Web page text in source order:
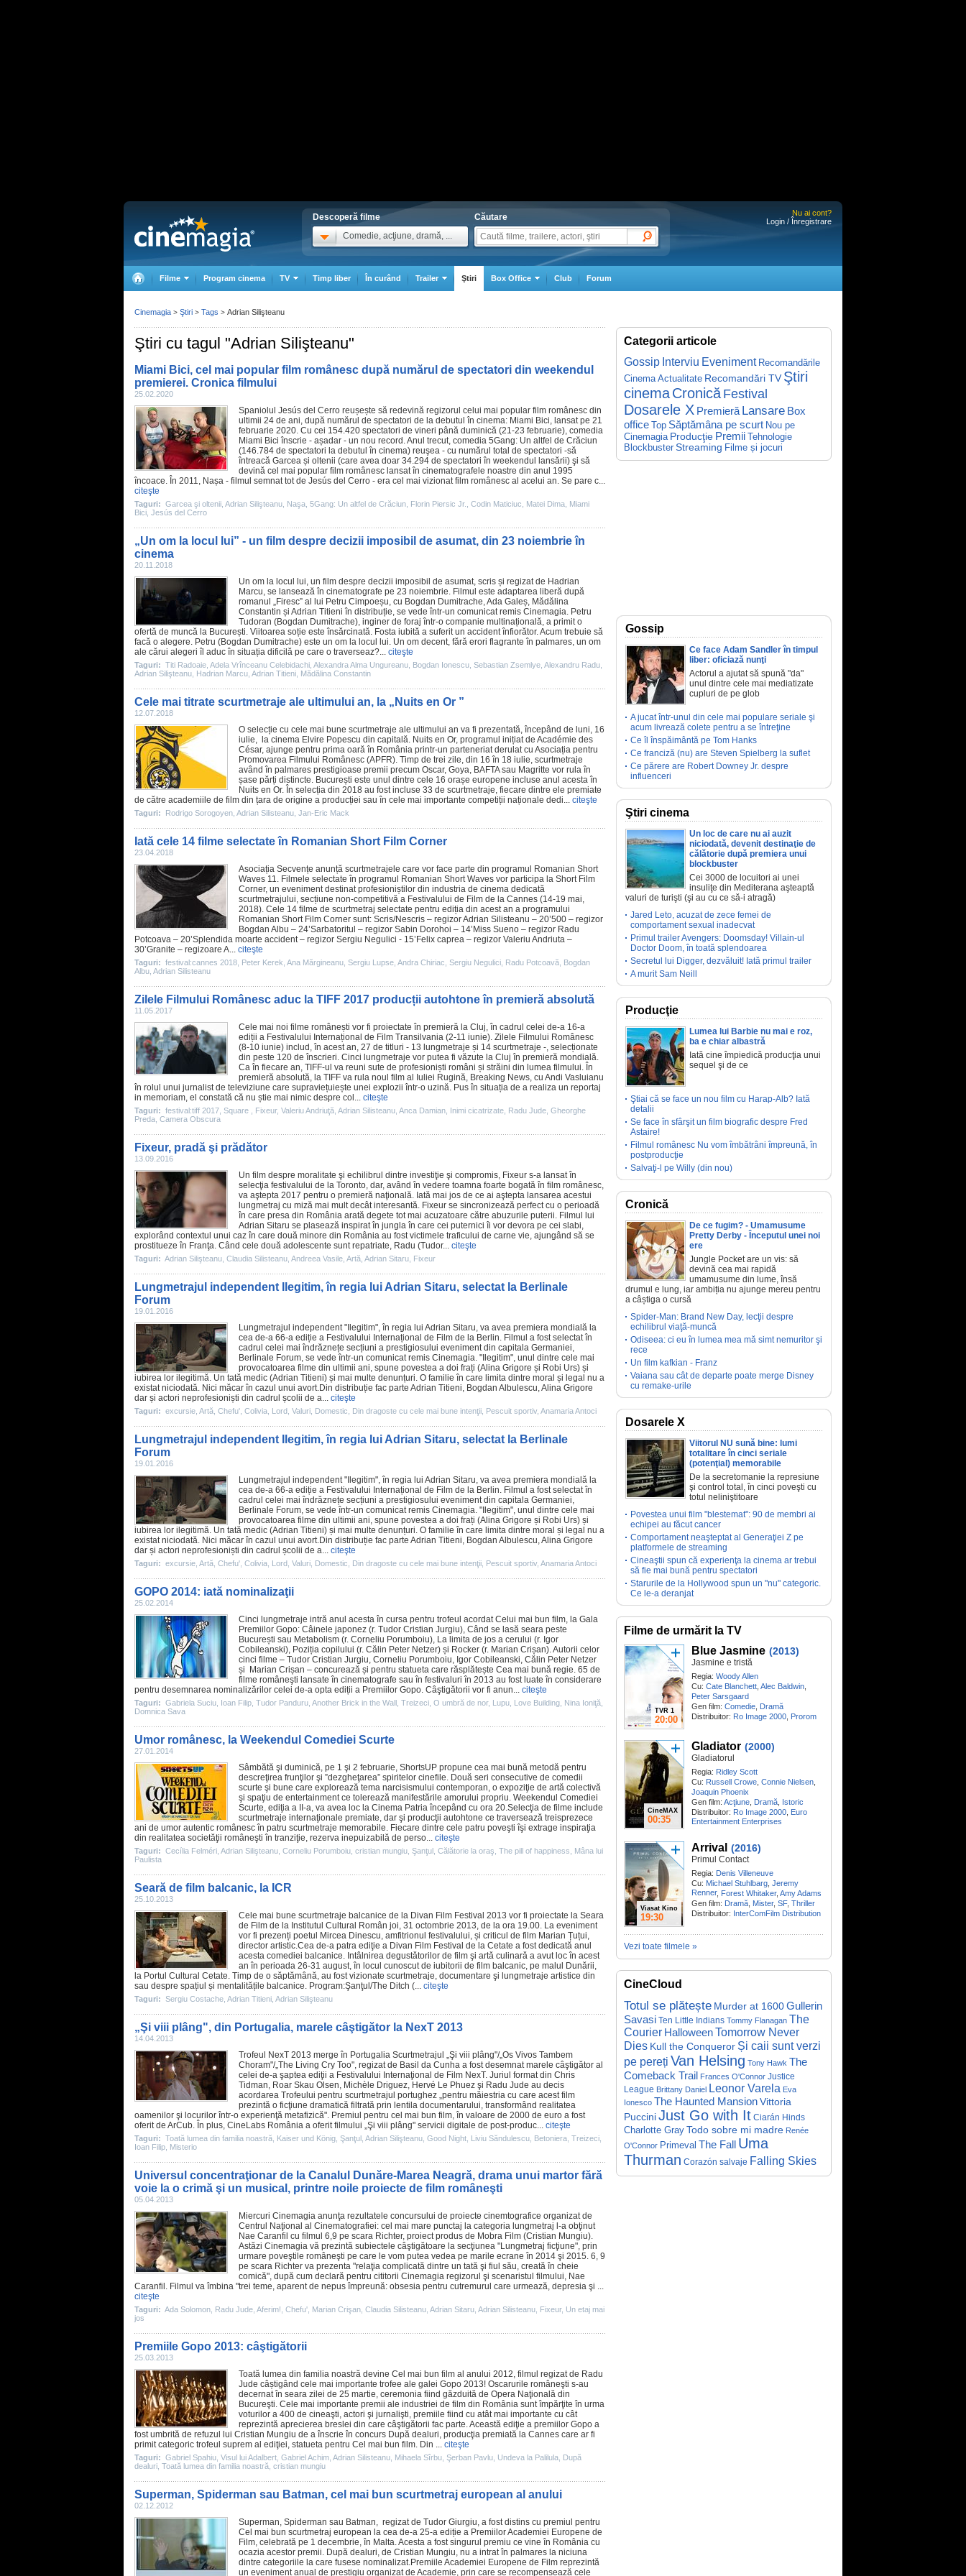
Descoperă filme
Comedie, acţiune, dramă, ...
Căutare
Nu ai cont?
Login / Înregistrare
Filme Program cinema TV Timp liber În curând Trailer Ştiri Box Office Club Forum
Ştiri cu tagul "Adrian Silişteanu"
Miami Bici, cel mai popular film românesc după numărul de spectatori din weekendul
premierei. Cronica filmului
25.02.2020
Spaniolul Jesús del Cerro reușește să redevină regizorul celui mai popular film românesc din
ultimii 24 de ani, după numărul de spectatori de la debutul în cinema: Miami Bici, lansat pe 21
februarie 2020. Cu cei 154.420 spectatori de vineri până duminică (21-23 februarie), comedia
Miami Bici înscrie - așadar - un nou record. Anul trecut, comedia 5Gang: Un altfel de Crăciun
(146.784 de spectatori la debutul în cinema) reuşea - cu numărul total de spectatori -să
întreacă Garcea și oltenii (care avea doar 34.294 de spectatori în weekendul lansării) şi să
devină cel mai popular film românesc lansat în cinematografele noastre din anul 1995
încoace. În 2011, Nașa - filmul semnat tot de Jesús del Cerro - era cel mai vizionatfilm românesc al acelui an. Se pare c...
citeşte
Taguri: Garcea şi oltenii Adrian Silişteanu Naşa 5Gang: Un altfel de Crăciun Florin Piersic Jr. Codin Maticiuc Matei Dima Miami
Bici Jesús del Cerro
„Un om la locul lui” - un film despre decizii imposibil de asumat, din 23 noiembrie în
cinema
20.11.2018
Un om la locul lui, un film despre decizii imposibil de asumat, scris și regizat de Hadrian
Marcu, se lansează în cinematografe pe 23 noiembrie. Filmul este adaptarea liberă după
romanul „Firesc” al lui Petru Cimpoeșu, cu Bogdan Dumitrache, Ada Galeș, Mădălina
Constantin și Adrian Titieni în distribuție, se vede într-un comunicat remis Cinemagia. Petru
Tudoran (Bogdan Dumitrache), inginer de foraj într-o companie multinațională, a primit o
ofertă de muncă la București. Viitoarea soție este însărcinată. Fosta iubită a suferit un accident înfiorător. Acum trebuie să
facă o alegere. Petru (Bogdan Dumitrache) este un om la locul lui. Un om decent, fără erori flagrante în palmares, un om
ale cărui alegeri îl aduc în situația dificilă pe care o traverseaz?... citeşte
Taguri: Titi Radoaie Adela Vrînceanu Celebidachi Alexandra Alma Ungureanu Bogdan Ionescu Sebastian Zsemlye Alexandru Radu
Adrian Silişteanu Hadrian Marcu Adrian Titieni Mădălina Constantin
Cele mai titrate scurtmetraje ale ultimului an, la „Nuits en Or ”
12.07.2018
O selecție cu cele mai bune scurtmetraje ale ultimului an va fi prezentată, începând de luni, 16
iulie, la cinema Elvire Popescu din capitală. Nuits en Or, programul inițiat de Académie des
César, ajunge pentru prima oară în România printr-un parteneriat derulat cu Asociația pentru
Promovarea Filmului Românesc (APFR). Timp de trei zile, din 16 în 18 iulie, scurtmetraje
având în palmares prestigioase premii precum Oscar, Goya, BAFTA sau Magritte vor rula în
șase părți distincte. București este unul dintre cele 16 orașe europene incluse anul acesta în
Nuits en Or. În selecția din 2018 au fost incluse 33 de scurtmetraje, fiecare dintre ele premiate
de către academiile de film din țara de origine a producției sau în cele mai importante competiții naționale dedi... citeşte
Taguri: Rodrigo Sorogoyen Adrian Silisteanu Jan-Eric Mack
Iată cele 14 filme selectate în Romanian Short Film Corner
23.04.2018
Asociația Secvențe anunță scurtmetrajele care vor face parte din programul Romanian Short
Waves 11. Filmele selectate în programul Romanian Short Waves vor participa la Short Film
Corner, un eveniment destinat profesioniștilor din industria de cinema dedicată
scurtmetrajului, secțiune non-competitivă a Festivalului de Film de la Cannes (14-19 mai,
2018). Cele 14 filme de scurtmetraj selectate pentru ediția din acest an a programului
Romanian Short Film Corner sunt: Scris/Nescris – regizorAdrian Silisteanu – 20’500 – regizor
Bogdan Albu – 24’Sarbatoritul – regizor Sabin Dorohoi – 14’Miss Sueno – regizor Radu
Potcoava – 20’Splendida moarte accident – regizor Sergiu Negulici - 15’Felix caprea – regizor Valeriu Andriuta –
30’Granite – regizoare A... citeşte
Taguri: festival:cannes 2018 Peter Kerek Ana Mărgineanu Sergiu Lupse Andra Chiriac Sergiu Negulici Radu Potcoavă Bogdan
Albu Adrian Silisteanu
Zilele Filmului Românesc aduc la TIFF 2017 producții autohtone în premieră absolută
11.05.2017
Cele mai noi filme românești vor fi proiectate în premieră la Cluj, în cadrul celei de-a 16-a
ediții a Festivalului Internațional de Film Transilvania (2-11 iunie). Zilele Filmului Românesc
(8-10 iunie) includ, în acest an, 27 de titluri - 13 lungmetraje și 14 scurtmetraje -, selecționate
din peste 120 de înscrieri. Cinci lungmetraje vor putea fi văzute la Cluj în premieră mondială.
Ca în fiecare an, TIFF-ul va reuni sute de profesioniști români și străini din lumea filmului. În
premieră absolută, la TIFF va rula noul film al Iuliei Rugină, Breaking News, cu Andi Vasluianu
în rolul unui jurnalist de televiziune care supraviețuiește unei explozii într-o uzină. Pus în situația de a realiza un reportaj
in memoriam, el constată că nu știe mai nimic despre col... citeşte
Taguri: festival:tiff 2017 Square Fixeur, Valeriu Andriuţă Adrian Silisteanu Anca Damian Inimi cicatrizate Radu Jude Gheorghe
Preda Camera Obscura
Fixeur, pradă şi prădător
13.09.2016
Un film despre moralitate şi echilibrul dintre investiţie şi compromis, Fixeur s-a lansat în
selecţia festivalului de la Toronto, dar, având în vedere toamna foarte bogată în film românesc,
va aştepta 2017 pentru o premieră naţională. Iată mai jos de ce ai aştepta lansarea acestui
lungmetraj cu miză mai mult decât interesantă. Fixeur se sincronizează perfect cu o perioadă
în care presa din România arată degete tot mai acuzatoare către abuzurile puterii. Filmul
lui
Adrian Sitaru se plasează inspirat în jungla în care cei puternici îi vor devora pe cei slabi,
explorând contextul unui caz în care două minore din România au fost victimele traficului de carne vie, ajungând să se
prostitueze în Franţa. Când cele două adolescente sunt repatriate, Radu (Tudor... citeşte
Taguri: Adrian Silişteanu Claudia Silisteanu Andreea Vasile Artă Adrian Sitaru Fixeur
Lungmetrajul independent Ilegitim, în regia lui Adrian Sitaru, selectat la Berlinale
Forum
19.01.2016
Lungmetrajul independent " Ilegitim", în regia lui Adrian Sitaru, va avea premiera mondială la
cea de-a 66-a ediție a Festivalului Internațional de Film de la Berlin. Filmul a fost selectat în
cadrul celei mai îndrăznețe secțiuni a prestigiosului eveniment din capitala Germaniei,
Berlinale Forum, se vede într-un comunicat remis Cinemagia. "Ilegitim", unul dintre cele mai
provocatoarea filme din ultimii ani, spune povestea a doi frați (Alina Grigore și Robi Urs) și
iubirea lor ilegitimă. Un tată medic (Adrian Titieni) și mai multe denunțuri. O familie în care limita dintre moral și legal nu a
existat niciodată. Nici măcar în cazul unui avort.Din distribuție fac parte Adrian Titieni, Bogdan Albulescu, Alina Grigore
dar și actori neprofesioniști din cadrul școlii de a... citeşte
Taguri: excursie Artă Chefu' Colivia Lord Valuri Domestic Din dragoste cu cele mai bune intenţii Pescuit sportiv, Anamaria Antoci
Lungmetrajul independent Ilegitim, în regia lui Adrian Sitaru, selectat la Berlinale
Forum
19.01.2016
Lungmetrajul independent " Ilegitim", în regia lui Adrian Sitaru, va avea premiera mondială la
cea de-a 66-a ediție a Festivalului Internațional de Film de la Berlin. Filmul a fost selectat în
cadrul celei mai îndrăznețe secțiuni a prestigiosului eveniment din capitala Germaniei,
Berlinale Forum, se vede într-un comunicat remis Cinemagia. "Ilegitim", unul dintre cele mai
provocatoarea filme din ultimii ani, spune povestea a doi frați (Alina Grigore și Robi Urs) și
iubirea lor ilegitimă. Un tată medic (Adrian Titieni) și mai multe denunțuri. O familie în care limita dintre moral și legal nu a
existat niciodată. Nici măcar în cazul unui avort.Din distribuție fac parte Adrian Titieni, Bogdan Albulescu, Alina Grigore
dar și actori neprofesioniști din cadrul școlii de a... citeşte
Taguri: excursie Artă Chefu' Colivia Lord Valuri Domestic Din dragoste cu cele mai bune intenţii Pescuit sportiv, Anamaria Antoci
GOPO 2014: iată nominalizaţii
25.02.2014
Cinci lungmetraje intră anul acesta în cursa pentru trofeul acordat Celui mai bun film, la Gala
Premiilor Gopo: Câinele japonez (r. Tudor Cristian Jurgiu), Când se lasă seara peste
București sau Metabolism (r. Corneliu Porumboiu), La limita de jos a cerului (r. Igor
Cobileanski), Poziția copilului (r. Călin Peter Netzer) și Rocker (r. Marian Crișan). Autorii celor
cinci filme – Tudor Cristian Jurgiu, Corneliu Porumboiu, Igor Cobileanski, Călin Peter Netzer
și Marian Crișan – concurează și pentru statueta care răsplătește Cea mai bună regie. 65 de
filme româneşti lansate în cinematografe sau în festivaluri în 2013 au fost luate în considerare
pentru desemnarea nominalizărilor celei de-a opta ediții a Premiilor Gopo. Câştigătorii vor fi anun... citeşte
Taguri: Gabriela Suciu Ioan Filip Tudor Panduru Another Brick in the Wall Treizeci O umbră de nor, Lupu Love Building Nina Ioniţă
Domnica Sava
Umor românesc, la Weekendul Comediei Scurte
27.01.2014
Sâmbătă şi duminică, pe 1 şi 2 februarie, ShortsUP propune cea mai bună metodă pentru
descreţirea frunţilor şi ”dezgheţarea” spiritelor cinefile. Două seri consecutive de comedii
scurte şi bune care explorează tema narcisismului contemporan, o expoziţie de artă colectivă
şi spaţiu de entertainment ce tolerează manifestările amorului propriu. Weekendul Comediei
Scurte, ediţia a II-a, va avea loc la Cinema Patria începând cu ora 20.Selecţia de filme include
scurtmetraje internaţionale premiate, dar şi producţii autohtone ce traversează treisprezece
ani de umor autentic românesc în patru scurtmetraje memorabile. Fiecare dintre cele patru poveşti îşi extrage inspiraţia
din realitatea societăţii româneşti în tranziţie, rezerva inepuizabilă de perso... citeşte
Taguri: Cecília Felméri Adrian Silişteanu Corneliu Porumboiu cristian mungiu Şanţul Călătorie la oraş The pill of happiness
Mâna lui
Paulista
Seară de film balcanic, la ICR
25.10.2013
Cele mai bune scurtmetraje balcanice de la Divan Film Festival 2013 vor fi proiectate la Seara
de Film de la Institutul Cultural Român joi, 31 octombrie 2013, de la ora 19.00. La eveniment
vor fi prezenți poetul Mircea Dinescu, amfitrionul festivalului, și criticul de film Marian Țuțui,
director artistic.Cea de-a patra ediţie a Divan Film Festival de la Cetate a fost dedicată anul
acesta comediei balcanice. Intâlnirea degustǎtorilor de film şi artǎ culinarǎ a avut loc în acest
an în perioada 26-31 august, în locul cunoscut de iubitorii de film balcanic, pe malul Dunării,
la Portul Cultural Cetate. Timp de o săptămână, au fost vizionate scurtmetraje, documentare şi lungmetraje artistice din
sau despre spațiul și mentalitățile balcanice. Program:Şanţul/The Ditch (... citeşte
Taguri: Sergiu Costache Adrian Titieni Adrian Silişteanu
„Şi viii plâng", din Portugalia, marele câştigător la NexT 2013
14.04.2013
Trofeul NexT 2013 merge în Portugalia Scurtmetrajul „Şi viii plâng"/„Os Vivos Tambem
Choram"/„The Living Cry Too", regizat de Basil da Cunha a fost desemnat marele câştigător al
celei de-a şaptea ediţii a Festivalului Internaţional de Film NexT. Juriul format din Chris
Tidman, Roar Skau Olsen, Michèle Driguez, Hervé Le Phuez şi Radu Jude au decis
acordarea Trofeului pentru scurtmetrajul portughez „pentru măiestria cu care acestfilm
prezintă o ficţiune dramatică filtrată prin lentila documentarului, transformând realitatea
oamenilor şi locurilor într-o experienţă metafizică". Premiul pentru cel mai bun film, în valoare de 2000 de euro a fost
oferit de ArCub. În plus, CineLabs România a oferit filmului „Şi viii plâng" servicii digitale de post-produc... citeşte
Taguri: Toată lumea din familia noastră Kaiser und König Şanţul Adrian Silişteanu Good Night Liviu Săndulescu Betoniera Treizeci
Ioan Filip Misterio
Universul concentraţionar de la Canalul Dunăre-Marea Neagră, drama unui martor fără
voie la o crimă şi un musical, printre noile proiecte de film româneşti
05.04.2013
Miercuri Cinemagia anunţa rezultatele concursului de proiecte cinemtografice organizat de
Centrul Naţional al Cinematografiei: cel mai mare punctaj la categoria lungmetraj l-a obţinut
Nae Caranfil cu filmul 6,9 pe scara Richter, proiect produs de Mobra Film (Cristian Mungiu).
Astăzi Cinemagia vă prezintă subiectele câştigătoare la secţiunea "Lungmetraj ficţiune", prin
urmare poveştile româneşti pe care le vom putea vedea pe marile ecrane în 2014 şi 2015. 6, 9
pe scara Richter va prezenta "relaţia complicată dintre un tată şi fiul său, creată în cheie
comică", după cum declară pentru cititorii Cinemagia regizorul şi scenaristul filmului, Nae
Caranfil. Filmul va îmbina "trei teme, aparent de nepus împreună: obsesia pentru cutremurul care urmează, depresia şi ...
citeşte
Taguri: Ada Solomon Radu Jude Aferim! Chefu' Marian Crişan Claudia Silisteanu Adrian Sitaru Adrian Silisteanu Fixeur, Un etaj mai
jos
Premiile Gopo 2013: câştigătorii
25.03.2013
Toată lumea din familia noastră devine Cel mai bun film al anului 2012, filmul regizat de Radu
Jude câștigând cele mai importante trofee ale galei Gopo 2013! Oscarurile româneşti s-au
decernat în seara zilei de 25 martie, ceremonia fiind găzduită de Opera Naţională din
Bucureşti. Cele mai importante premii ale industriei de film din România sunt împărţite în urma
voturilor a 400 de cineaşti, actori şi jurnalişti, premiile fiind cu atât mai importante cu cât
reprezintă aprecierea breslei din care câştigătorii fac parte. Această ediţie a premiilor Gopo a
fost umbrită de refuzul lui Cristian Mungiu de a înscrie în concurs După dealuri, producţia premiată la Cannes care ar fi
primit categoric trofeul suprem al ediţiei, statueta pentru Cel mai bun film. Din ... citeşte
Taguri: Gabriel Spahiu Visul lui Adalbert Gabriel Achim Adrian Silisteanu Mihaela Sîrbu Şerban Pavlu Undeva la Palilula După
dealuri Toată lumea din familia noastră cristian mungiu
Superman, Spiderman sau Batman, cel mai bun scurtmetraj european al anului
02.12.2012
Superman, Spiderman sau Batman, regizat de Tudor Giurgiu, a fost distins cu premiul pentru
Cel mai bun scurtmetraj european la cea de-a 25-a ediție a Premiilor Academiei Europene de
Film, celebrată pe 1 decembrie, în Malta. Acesta a fost singurul premiu ce vine în România cu
ocazia acestor premii. După dealuri, de Cristian Mungiu, nu a intrat în palmares la niciuna
dintre categoriile la care fusese nominalizat.Premiile Academiei Europene de Film reprezintă
un eveniment anual de prestigiu organizat de Academie, prin care se recompensează cele
Categorii articole
Gossip Interviu Eveniment Recomandările
Cinema Actualitate Recomandări TV Ştiri
cinemaCronicăFestival
Dosarele X Premieră Lansare Box
office Top Săptămâna pe scurt Nou pe
Cinemagia Producţie Premii Tehnologie
Blockbuster Streaming Filme și jocuri
Gossip
Ce face Adam Sandler în timpul
liber: oficiază nunţi
Actorul a ajutat să spună "da"
unul dintre cele mai mediatizate
cupluri de pe glob
A jucat într-unul din cele mai populare seriale şi
acum livrează colete pentru a se întreţine
Ce îl înspăimântă pe Tom Hanks
Ce franciză (nu) are Steven Spielberg la suflet
Ce părere are Robert Downey Jr. despre
influenceri
Ştiri cinema
Un loc de care nu ai auzit
niciodată, devenit destinaţie de
călătorie după premiera unui
blockbuster
Cei 3000 de locuitori ai unei
insuliţe din Mediterana aşteaptă
valuri de turişti (şi au cu ce să-i atragă)
Jared Leto, acuzat de zece femei de
comportament sexual inadecvat
Primul trailer Avengers: Doomsday! Villain-ul
Doctor Doom, în toată splendoarea
Secretul lui Digger, dezvăluit! Iată primul trailer
A murit Sam Neill
Producţie
Lumea lui Barbie nu mai e roz,
ba e chiar albastră
Iată cine împiedică producţia unui
sequel şi de ce
Ştiai că se face un nou film cu Harap-Alb? Iată
detalii
Se face în sfârşit un film biografic despre Fred
Astaire!
Filmul românesc Nu vom îmbătrâni împreună, în
postproducţie
Salvaţi-l pe Willy (din nou)
Cronică
De ce fugim? - Umamusume
Pretty Derby - Începutul unei noi
ere
Jungle Pocket are un vis: să
devină cea mai rapidă
umamusume din lume, însă
drumul e lung, iar ambiția nu ajunge mereu pentru
a câștiga o cursă
Spider-Man: Brand New Day, lecţii despre
echilibrul viaţă-muncă
Odiseea: ci eu în lumea mea mă simt nemuritor şi
rece
Un film kafkian - Franz
Vaiana sau cât de departe poate merge Disney
cu remake-urile
Dosarele X
Viitorul NU sună bine: lumi
totalitare în cinci seriale
(potenţial) memorabile
De la secretomanie la represiune
şi control total, în cinci poveşti cu
totul neliniştitoare
Povestea unui film "blestemat": 90 de membri ai
echipei au făcut cancer
Comportament neaşteptat al Generaţiei Z pe
platformele de streaming
Cineaştii spun că experienţa la cinema ar trebui
să fie mai bună pentru spectatori
Starurile de la Hollywood spun un "nu" categoric.
Ce le-a deranjat
Filme de urmărit la TV
TVR 1
20:00
Blue Jasmine (2013)
Jasmine e tristă
Regia: Woody Allen
Cu: Cate Blanchett Alec Baldwin
Peter Sarsgaard
Gen film: Comedie Dramă
Distribuitor: Ro Image 2000 Prorom
CineMAX
00:35
Gladiator (2000)
Gladiatorul
Regia: Ridley Scott
Cu: Russell Crowe Connie Nielsen
Joaquin Phoenix
Gen film: Acţiune Dramă Istoric
Distribuitor: Ro Image 2000 Euro
Entertainment Enterprises
Viasat Kino
19:30
Arrival (2016)
Primul Contact
Regia: Denis Villeneuve
Cu: Michael Stuhlbarg Jeremy
Renner, Forest Whitaker, Amy Adams
Gen film: Dramă Mister, SF, Thriller
Distribuitor: InterComFilm Distribution
Vezi toate filmele »
CineCloud
Totul se plătește Murder at 1600Gullerin
Savasi Ten Little Indians Tommy Flanagan The
Courier HalloweenTomorrow Never
Dies Kull the Conqueror Și caii sunt verzi
pe pereți Van Helsing Tony Hawk The
Comeback Trail Frances O'Connor Justice
League Brittany Daniel Leonor Varela Eva
Ionesco The Haunted MansionVittoria
PucciniJust Go with It Ciarán Hinds
Charlotte Gray Todo sobre mi madre Renée
O'Connor Primeval The Fall Uma
Thurman Corazón salvaje Falling Skies
Cinemagia > Ştiri > Tags > Adrian Silişteanu